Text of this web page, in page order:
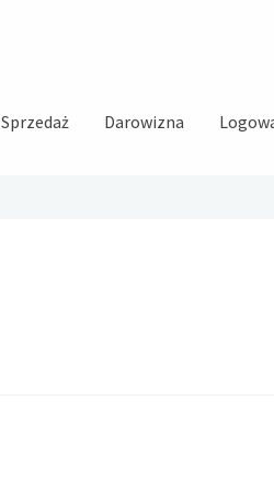
Sprzedaż Darowizna